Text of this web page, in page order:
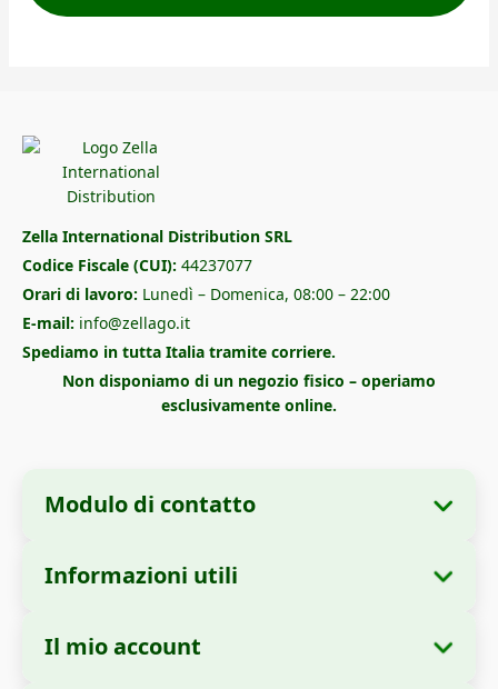
Zella International Distribution SRL
Codice Fiscale (CUI): 44237077
Orari di lavoro: Lunedì – Domenica, 08:00 – 22:00
E-mail: info@zellago.it
Spediamo in tutta Italia tramite corriere.
Non disponiamo di un negozio fisico – operiamo
esclusivamente online.
Modulo di contatto
Ragione sociale:
Distribution SRL
Informazioni utili
Come ordinare
Il mio account